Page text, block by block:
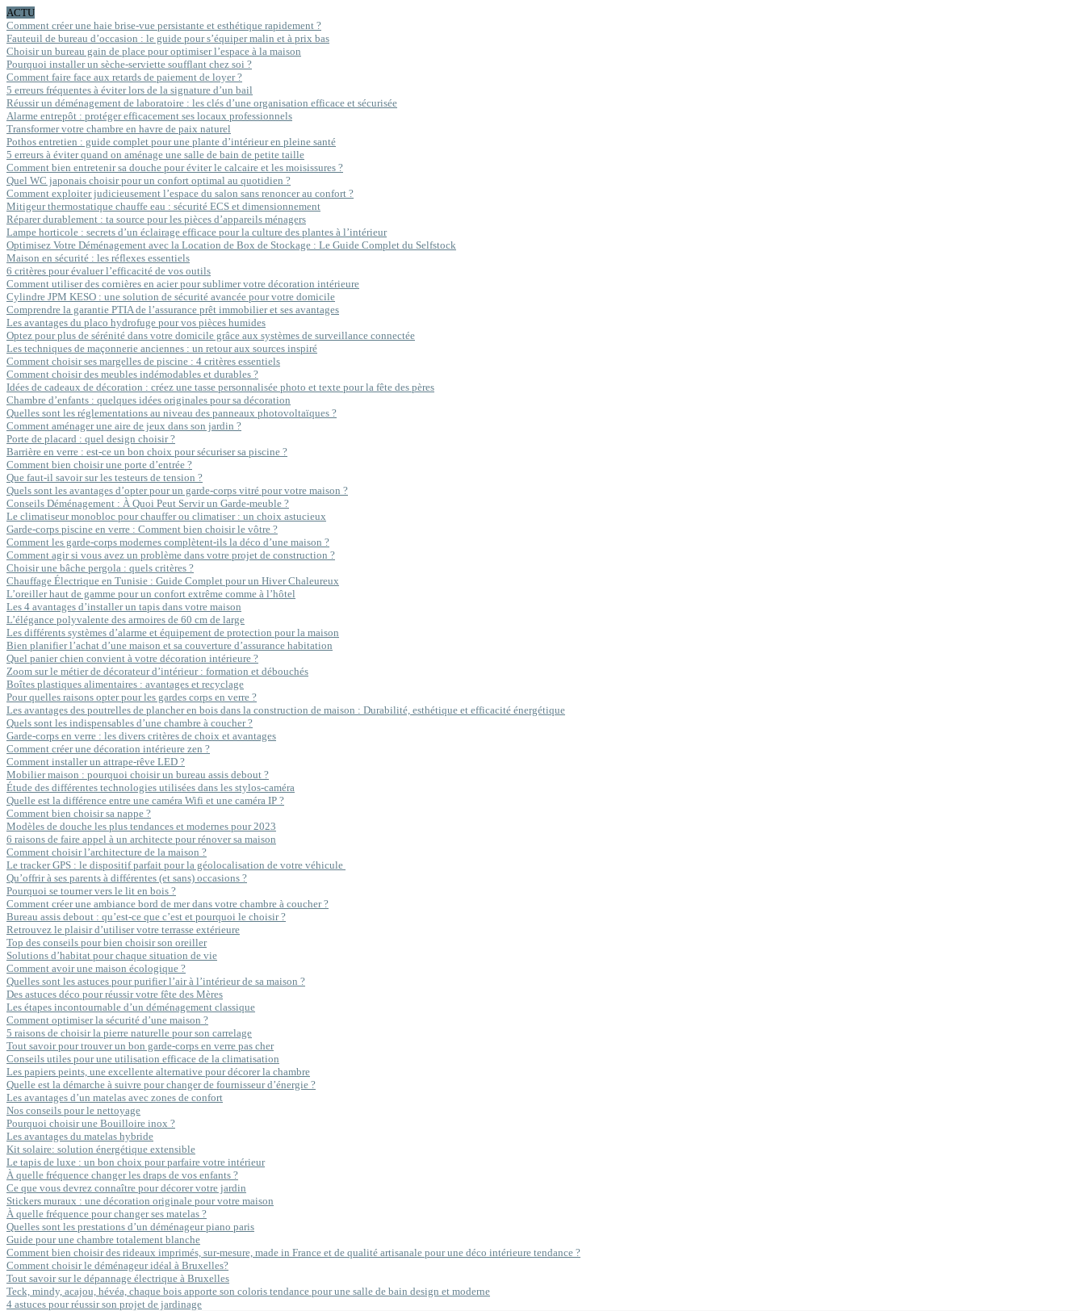
ACTU
Comment créer une haie brise-vue persistante et esthétique rapidement ?
Fauteuil de bureau d’occasion : le guide pour s’équiper malin et à prix bas
Choisir un bureau gain de place pour optimiser l’espace à la maison
Pourquoi installer un sèche-serviette soufflant chez soi ?
Comment faire face aux retards de paiement de loyer ?
5 erreurs fréquentes à éviter lors de la signature d’un bail
Réussir un déménagement de laboratoire : les clés d’une organisation efficace et sécurisée
Alarme entrepôt : protéger efficacement ses locaux professionnels
Transformer votre chambre en havre de paix naturel
Pothos entretien : guide complet pour une plante d’intérieur en pleine santé
5 erreurs à éviter quand on aménage une salle de bain de petite taille
Comment bien entretenir sa douche pour éviter le calcaire et les moisissures ?
Quel WC japonais choisir pour un confort optimal au quotidien ?
Comment exploiter judicieusement l’espace du salon sans renoncer au confort ?
Mitigeur thermostatique chauffe eau : sécurité ECS et dimensionnement
Réparer durablement : ta source pour les pièces d’appareils ménagers
Lampe horticole : secrets d’un éclairage efficace pour la culture des plantes à l’intérieur
Optimisez Votre Déménagement avec la Location de Box de Stockage : Le Guide Complet du Selfstock
Maison en sécurité : les réflexes essentiels
6 critères pour évaluer l’efficacité de vos outils
Comment utiliser des cornières en acier pour sublimer votre décoration intérieure
Cylindre JPM KESO : une solution de sécurité avancée pour votre domicile
Comprendre la garantie PTIA de l’assurance prêt immobilier et ses avantages
Les avantages du placo hydrofuge pour vos pièces humides
Optez pour plus de sérénité dans votre domicile grâce aux systèmes de surveillance connectée
Les techniques de maçonnerie anciennes : un retour aux sources inspiré
Comment choisir ses margelles de piscine : 4 critères essentiels
Comment choisir des meubles indémodables et durables ?
Idées de cadeaux de décoration : créez une tasse personnalisée photo et texte pour la fête des pères
Chambre d’enfants : quelques idées originales pour sa décoration
Quelles sont les réglementations au niveau des panneaux photovoltaïques ?
Comment aménager une aire de jeux dans son jardin ?
Porte de placard : quel design choisir ?
Barrière en verre : est-ce un bon choix pour sécuriser sa piscine ?
Comment bien choisir une porte d’entrée ?
Que faut-il savoir sur les testeurs de tension ?
Quels sont les avantages d’opter pour un garde-corps vitré pour votre maison ?
Conseils Déménagement : À Quoi Peut Servir un Garde-meuble ?
Le climatiseur monobloc pour chauffer ou climatiser : un choix astucieux
Garde-corps piscine en verre : Comment bien choisir le vôtre ?
Comment les garde-corps modernes complètent-ils la déco d’une maison ?
Comment agir si vous avez un problème dans votre projet de construction ?
Choisir une bâche pergola : quels critères ?
Chauffage Électrique en Tunisie : Guide Complet pour un Hiver Chaleureux
L’oreiller haut de gamme pour un confort extrême comme à l’hôtel
Les 4 avantages d’installer un tapis dans votre maison
L’élégance polyvalente des armoires de 60 cm de large
Les différents systèmes d’alarme et équipement de protection pour la maison
Bien planifier l’achat d’une maison et sa couverture d’assurance habitation
Quel panier chien convient à votre décoration intérieure ?
Zoom sur le métier de décorateur d’intérieur : formation et débouchés
Boîtes plastiques alimentaires : avantages et recyclage
Pour quelles raisons opter pour les gardes corps en verre ?
Les avantages des poutrelles de plancher en bois dans la construction de maison : Durabilité, esthétique et efficacité énergétique
Quels sont les indispensables d’une chambre à coucher ?
Garde-corps en verre : les divers critères de choix et avantages
Comment créer une décoration intérieure zen ?
Comment installer un attrape-rêve LED ?
Mobilier maison : pourquoi choisir un bureau assis debout ?
Étude des différentes technologies utilisées dans les stylos-caméra
Quelle est la différence entre une caméra Wifi et une caméra IP ?
Comment bien choisir sa nappe ?
Modèles de douche les plus tendances et modernes pour 2023
6 raisons de faire appel à un architecte pour rénover sa maison
Comment choisir l’architecture de la maison ?
Le tracker GPS : le dispositif parfait pour la géolocalisation de votre véhicule
Qu’offrir à ses parents à différentes (et sans) occasions ?
Pourquoi se tourner vers le lit en bois ?
Comment créer une ambiance bord de mer dans votre chambre à coucher ?
Bureau assis debout : qu’est-ce que c’est et pourquoi le choisir ?
Retrouvez le plaisir d’utiliser votre terrasse extérieure
Top des conseils pour bien choisir son oreiller
Solutions d’habitat pour chaque situation de vie
Comment avoir une maison écologique ?
Quelles sont les astuces pour purifier l’air à l’intérieur de sa maison ?
Des astuces déco pour réussir votre fête des Mères
Les étapes incontournable d’un déménagement classique
Comment optimiser la sécurité d’une maison ?
5 raisons de choisir la pierre naturelle pour son carrelage
Tout savoir pour trouver un bon garde-corps en verre pas cher
Conseils utiles pour une utilisation efficace de la climatisation
Les papiers peints, une excellente alternative pour décorer la chambre
Quelle est la démarche à suivre pour changer de fournisseur d’énergie ?
Les avantages d’un matelas avec zones de confort
Nos conseils pour le nettoyage
Pourquoi choisir une Bouilloire inox ?
Les avantages du matelas hybride
Kit solaire: solution énergétique extensible
Le tapis de luxe : un bon choix pour parfaire votre intérieur
À quelle fréquence changer les draps de vos enfants ?
Ce que vous devrez connaître pour décorer votre jardin
Stickers muraux : une décoration originale pour votre maison
À quelle fréquence pour changer ses matelas ?
Quelles sont les prestations d’un déménageur piano paris
Guide pour une chambre totalement blanche
Comment bien choisir des rideaux imprimés, sur-mesure, made in France et de qualité artisanale pour une déco intérieure tendance ?
Comment choisir le déménageur idéal à Bruxelles?
Tout savoir sur le dépannage électrique à Bruxelles
Teck, mindy, acajou, hévéa, chaque bois apporte son coloris tendance pour une salle de bain design et moderne
4 astuces pour réussir son projet de jardinage